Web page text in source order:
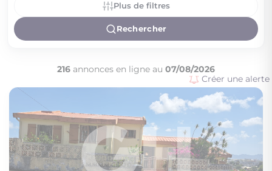
Plus de filtres
Rechercher
216 annonces en ligne au 07/08/2026
Créer une alerte